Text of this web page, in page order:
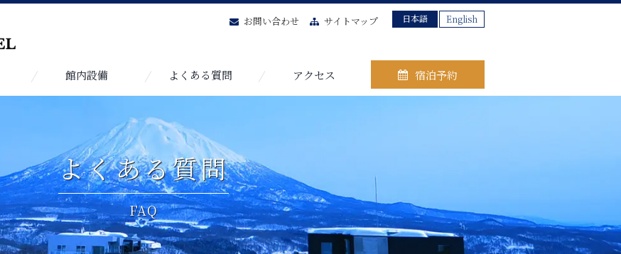
館内設備 よくある質問 アクセス 宿泊予約
お問い合わせ サイトマップ 日本語 English
よくある質問
FAQ